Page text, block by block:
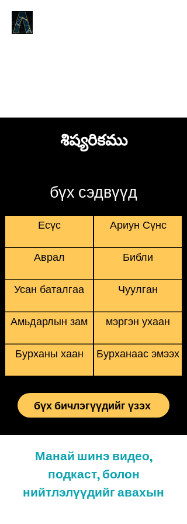
శిష్యరికము
бүх сэдвүүд
Есүс
Аврал
Усан баталгаа
Амьдарлын зам
Бурханы хаан
Ариун Сүнс
Библи
Чуулган
мэргэн ухаан
Бурханаас эмээх
бүх бичлэгүүдийг үзэх
Манай шинэ видео,
подкаст, болон
нийтлэлүүдийг авахын